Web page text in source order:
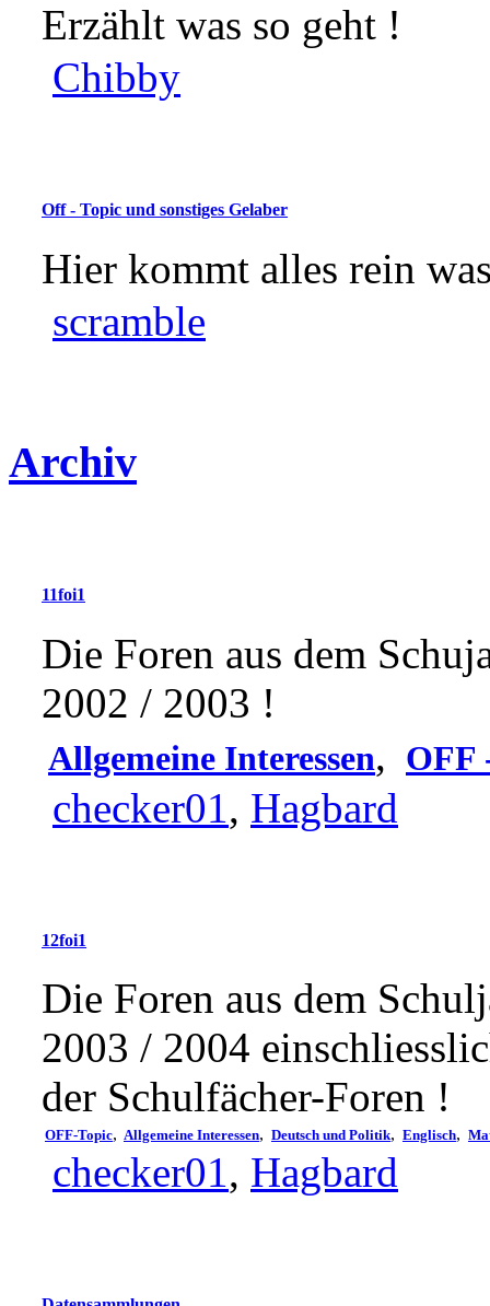
Erzählt was so geht !
Chibby
Off - Topic und sonstiges Gelaber
Hier kommt alles rein
scramble
Archiv
11foi1
Die Foren aus dem
2002 / 2003 !
Allgemeine Interessen, OFF
checker01, Hagbard
12foi1
Die Foren aus dem
2003 / 2004
der Schulfächer-Foren !
OFF-Topic, Allgemeine Interessen, Deutsch und Politik, Englisch,
checker01, Hagbard